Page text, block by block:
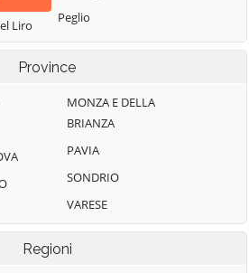
Liro
Peglio
Pianello del Lario
Pigra
Plesio
Pognana Lario
Ponna
Ponte Lambro
Porlezza
Proserpio
Province
MONZA E DELLA
BRIANZA
PAVIA
SONDRIO
VARESE
Regioni